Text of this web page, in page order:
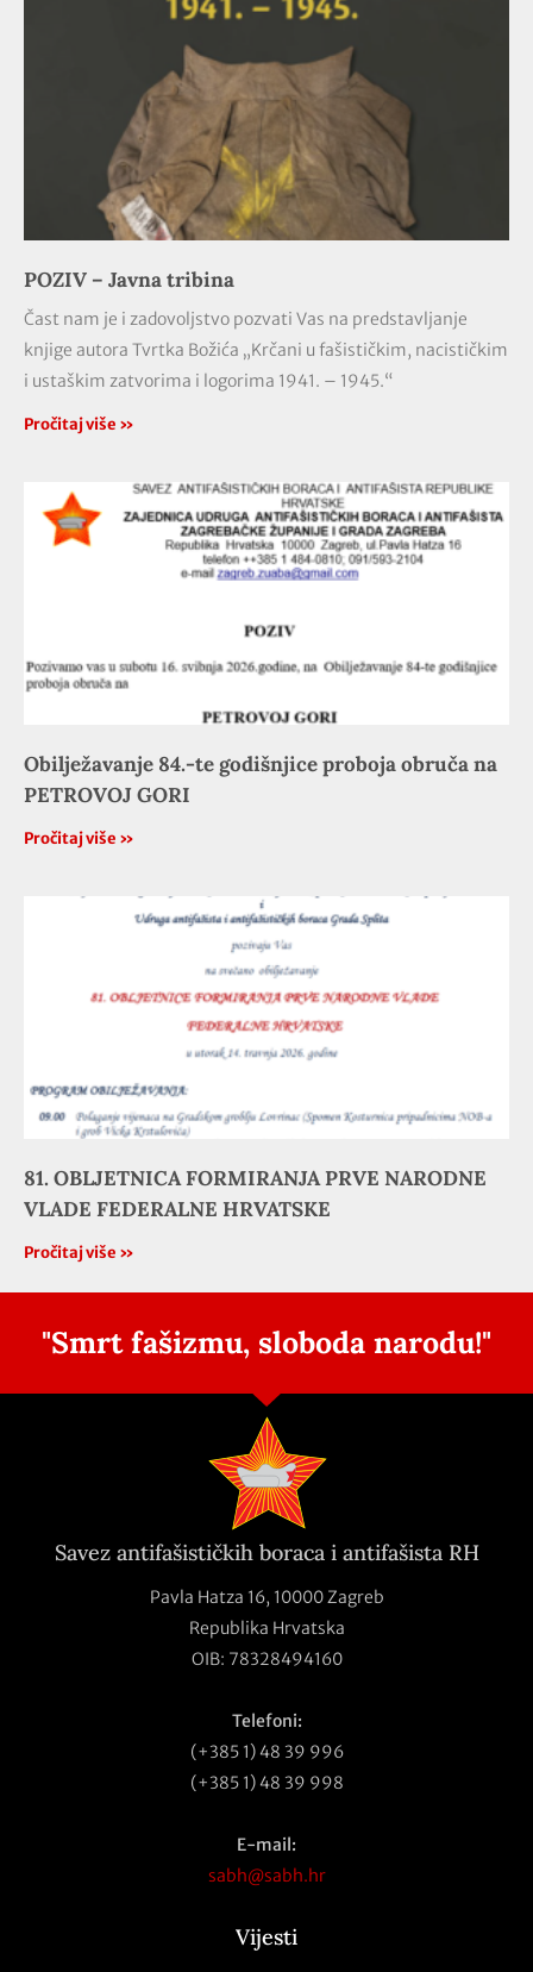
POZIV – Javna tribina
Čast nam je i zadovoljstvo pozvati Vas na predstavljanje
knjige autora Tvrtka Božića „Krčani u fašističkim, nacističkim
i ustaškim zatvorima i logorima 1941. – 1945.“
Pročitaj više »
Obilježavanje 84.-te godišnjice proboja obruča na
PETROVOJ GORI
Pročitaj više »
81. OBLJETNICA FORMIRANJA PRVE NARODNE
VLADE FEDERALNE HRVATSKE
Pročitaj više »
"Smrt fašizmu, sloboda narodu!"
Savez antifašističkih boraca i antifašista RH
Pavla Hatza 16, 10000 Zagreb
Republika Hrvatska
OIB: 78328494160
Telefoni:
(+385 1) 48 39 996
(+385 1) 48 39 998
E-mail:
sabh@sabh.hr
Vijesti